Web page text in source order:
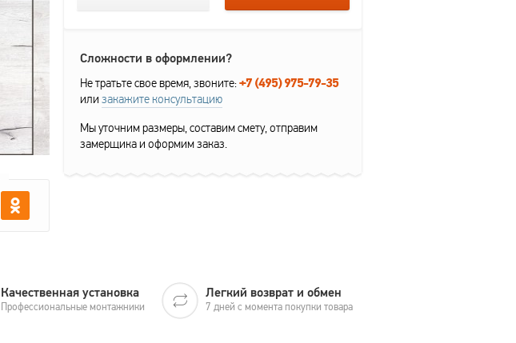
Сложности в оформлении?
Не тратьте свое время, звоните:+7 (495) 975-79-35
или закажите консультацию
Мы уточним размеры, составим смету, отправим
замерщика и оформим заказ.
Качественная установка
Профессиональные монтажники
Легкий возврат и обмен
7 дней с момента покупки товара